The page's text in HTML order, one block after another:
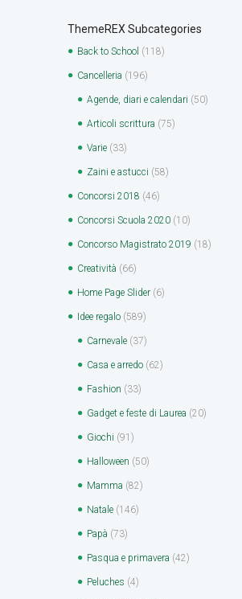
ThemeREX Subcategories
Back to School (118)
Cancelleria (196)
Agende, diari e calendari (50)
Articoli scrittura (75)
Varie (33)
Zaini e astucci (58)
Concorsi 2018 (46)
Concorsi Scuola 2020 (10)
Concorso Magistrato 2019 (18)
Creatività (66)
Home Page Slider (6)
Idee regalo (589)
Carnevale (37)
Casa e arredo (62)
Fashion (33)
Gadget e feste di Laurea (20)
Giochi (91)
Halloween (50)
Mamma (82)
Natale (146)
Papà (73)
Pasqua e primavera (42)
Peluches (4)